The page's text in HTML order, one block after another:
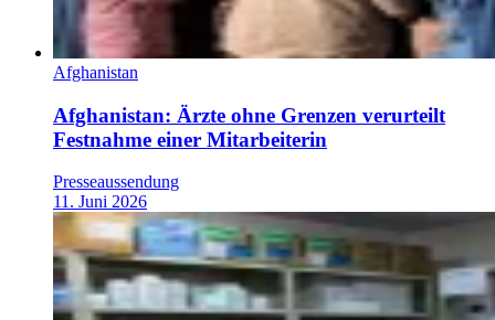
Afghanistan
Afghanistan: Ärzte ohne Grenzen verurteilt
Festnahme einer Mitarbeiterin
Presseaussendung
11. Juni 2026